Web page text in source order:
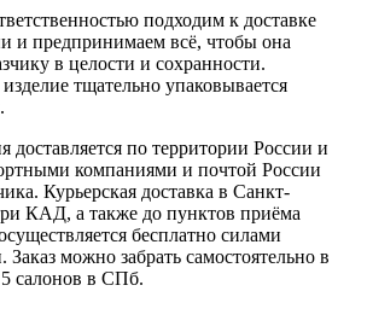
подходим к доставке
и предпринимаем всё, чтобы она
в целости и сохранности.
тщательно упаковывается
доставляется по территории России и
компаниями и почтой России
Курьерская доставка в Санкт-
КАД, а также до пунктов приёма
бесплатно силами
можно забрать самостоятельно в
салонов в СПб.